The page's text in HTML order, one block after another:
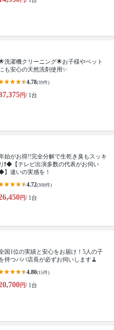
洗濯機クリーニング🌟お子様やペット
も安心の天然洗剤使用✨
4.78(39件)
円/ 1台
始がお得!!完全分解で生乾き臭もスッキ
リ❗◆【テレビ出演多数の代表がお伺い
】違いの実感を！
4.72(308件)
円/ 1台
国1位の実績と安心をお届け！5人の子
持つパパ店長が必ずお伺いします🧹
4.80(15件)
円/ 1台